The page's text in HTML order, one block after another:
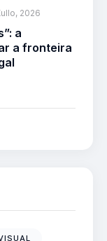
2026
a
a fronteira